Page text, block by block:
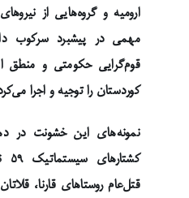
ارومیه و گروه‌هایی از
مهمی در پیشبرد سرکوب
قوم‌گرایی حکومتی و منطق
کوردستان را توجیه و اجرا
نمونه‌های این خشونت
قتل‌عام روستاهای قارنا،